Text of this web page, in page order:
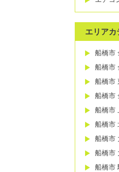
エリアカ
船橋市
船橋市
船橋市
船橋市
船橋市
船橋市
船橋市
船橋市
船橋市